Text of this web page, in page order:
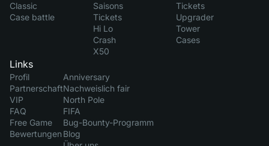
Classic
Case battle
Saisons
Tickets
Hi Lo
Crash
X50
Tickets
Upgrader
Tower
Cases
Links
Profil
Partnerschaft
VIP
FAQ
Free Game
Bewertungen
Anniversary
Nachweislich fair
North Pole
FIFA
Bug-Bounty-Programm
Blog